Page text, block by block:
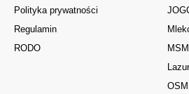
Polityka prywatności
Regulamin
RODO
Lazur